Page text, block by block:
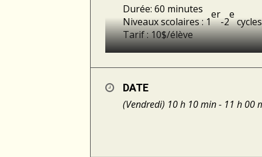
Durée: 60 minutes
Niveaux scolaires : 1
er
-2
e
Tarif : 10$/élève
Noël, Hanukkah, le Nouvel An
au monde les gens fêtent
histoires!
Possibilité de subvention
DATE
(Vendredi) 10 h 10 min - 11 h 00